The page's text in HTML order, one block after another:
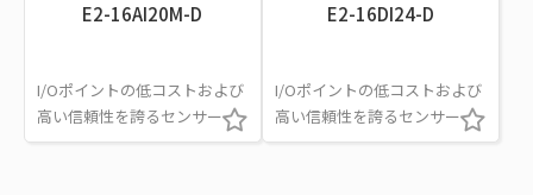
E2-16AI20M-D
I/Oポイントの低コストおよび
高い信頼性を誇るセンサー
E2-16DI24-D
I/Oポイントの低コストおよび
高い信頼性を誇るセンサー